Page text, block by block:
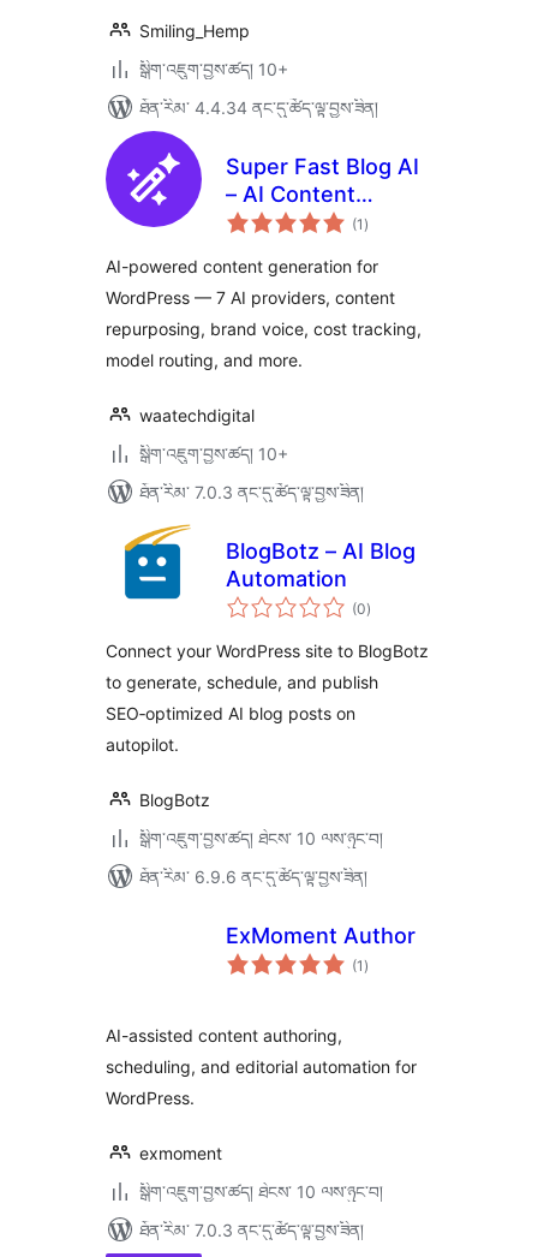
Smiling_Hemp
སྒྲིག་འཇུག་བྱས་ཚད། 10+
ཐོན་རིམ་ 4.4.34 ནང་དུ་ཚོད་ལྟ་བྱས་ཟིན།
Super Fast Blog AI
– AI Content
Generator,
Writer
(1 གདེང་
འཇོག་
ཚང་།
)
AI-powered content generation for
WordPress — 7 AI providers, content
repurposing, brand voice, cost tracking,
model routing, and more.
waatechdigital
སྒྲིག་འཇུག་བྱས་ཚད། 10+
ཐོན་རིམ་ 7.0.3 ནང་དུ་ཚོད་ལྟ་བྱས་ཟིན།
BlogBotz – AI Blog
Automation
(0གདེང་
འཇོག་
ཚང་།
)
Connect your WordPress site to BlogBotz
to generate, schedule, and publish
SEO‑optimized AI blog posts on
autopilot.
BlogBotz
སྒྲིག་འཇུག་བྱས་ཚད། ཐེངས་ 10 ལས་ཉུང་བ།
ཐོན་རིམ་ 6.9.6 ནང་དུ་ཚོད་ལྟ་བྱས་ཟིན།
ExMoment Author
(1 གདེང་
འཇོག་
)
AI-assisted content authoring,
scheduling, and editorial automation for
WordPress.
exmoment
སྒྲིག་འཇུག་བྱས་ཚད། ཐེངས་ 10 ལས་ཉུང་བ།
ཐོན་རིམ་ 7.0.3 ནང་དུ་ཚོད་ལྟ་བྱས་ཟིན།